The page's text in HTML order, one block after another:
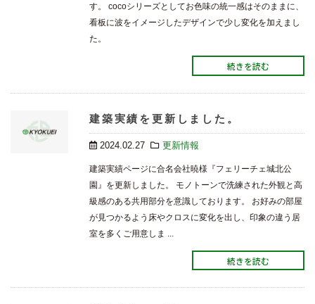
す。 cocoシリーズとしてお色味の統一感はそのままに、
看板に波をイメージしたデザインで少し変化を加えまし
た。
続きを読む
建築実績を更新しました。
2024.02.27 更新情報
建築実績ページに合名会社暁様『フェリーチェ城北公
園』を更新しました。 モノトーンで洗練された外観と高
級感のある共用部分を意識しております。 お好みの部屋
が見つかるよう床やクロスに変化を出し、印象の違う居
室を多くご用意しま ...
続きを読む